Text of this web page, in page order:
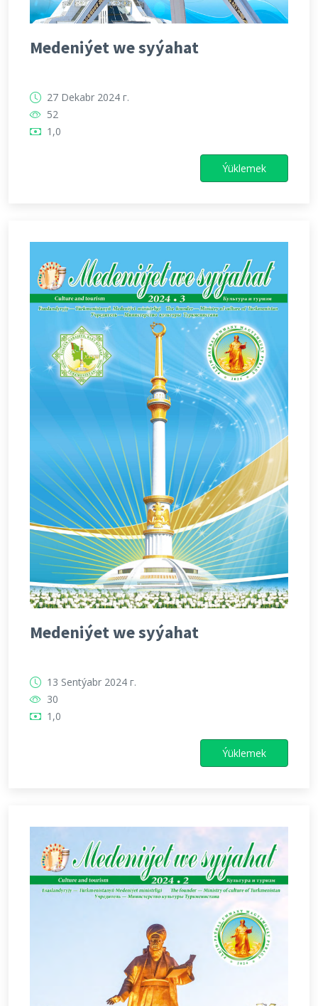
Medeniýet we syýahat
27 Dekabr 2024 г.
52
1,0
Ýüklemek
Medeniýet we syýahat
13 Sentýabr 2024 г.
30
1,0
Ýüklemek